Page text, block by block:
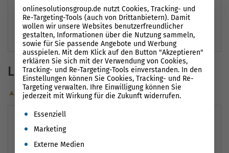
Performance-Möglichkeiten
Keine Optimierungsvorschläge.
Ladezeiten (Mobile)
▲ Optimierungsvorschläge
Leistungsmessung
First Contentful Paint
onlinesolutionsgroup.de nutzt Cookies, Tracking- und
Re-Targeting-Tools (auch von Drittanbietern). Damit
wollen wir unsere Websites benutzerfreundlicher
gestalten, Informationen über die Nutzung sammeln,
sowie für Sie passende Angebote und Werbung
ausspielen. Mit dem Klick auf den Button "Akzeptieren"
erklären Sie sich mit der Verwendung von Cookies,
Tracking- und Re-Targeting-Tools einverstanden. In den
Einstellungen können Sie Cookies, Tracking- und Re-
Targeting verwalten. Ihre Einwilligung können Sie
jederzeit mit Wirkung für die Zukunft widerrufen.
Es folgt eine Liste der Service-Gruppen, für die eine
Essenziell
Marketing
Externe Medien